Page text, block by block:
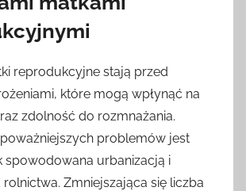
reprodukcyjne stają przed
które mogą wpłynąć na
zdolność do rozmnażania.
problemów jest
spowodowana urbanizacją i
rolnictwa. Zmniejszająca się liczba